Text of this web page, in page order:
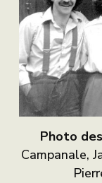
Photo
Campanale,